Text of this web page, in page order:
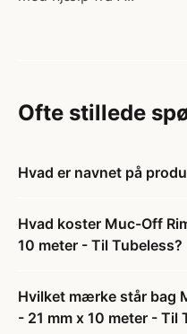
Ofte stillede
Hvad er navnet på
Hvad koster Muc-Off
10 meter - Til Tubeless?
Hvilket mærke står bag
- 21 mm x 10 meter - Til